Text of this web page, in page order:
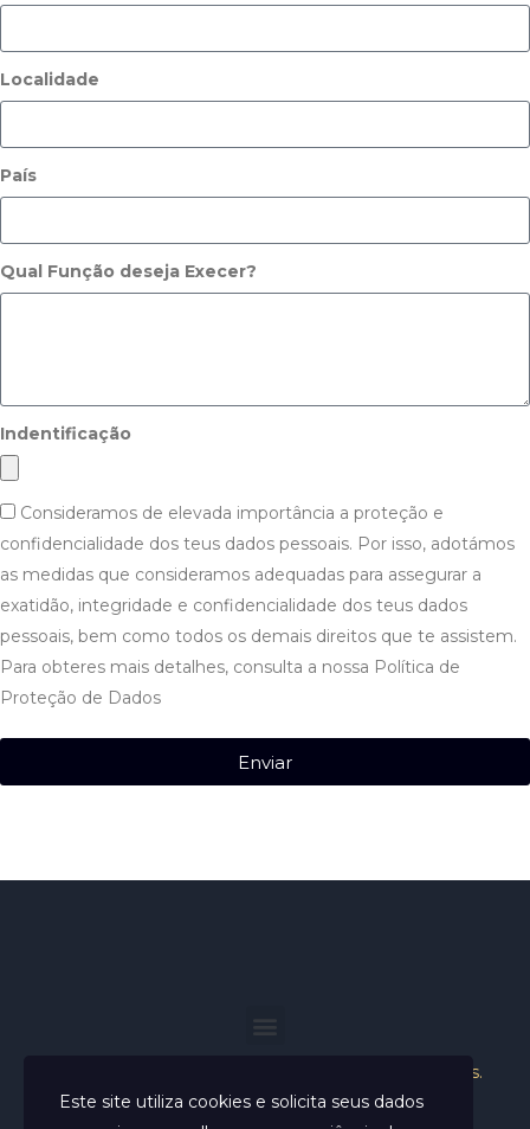
Localidade
País
Qual Função deseja Execer?
Indentificação
Consideramos de elevada importância a proteção e
confidencialidade dos teus dados pessoais. Por isso, adotámos
as medidas que consideramos adequadas para assegurar a
exatidão, integridade e confidencialidade dos teus dados
pessoais, bem como todos os demais direitos que te assistem.
Para obteres mais detalhes, consulta a nossa Política de
Proteção de Dados
Enviar
Helder Neves. © 2024. Todos os direitos reservados.
Este site utiliza cookies e solicita seus dados